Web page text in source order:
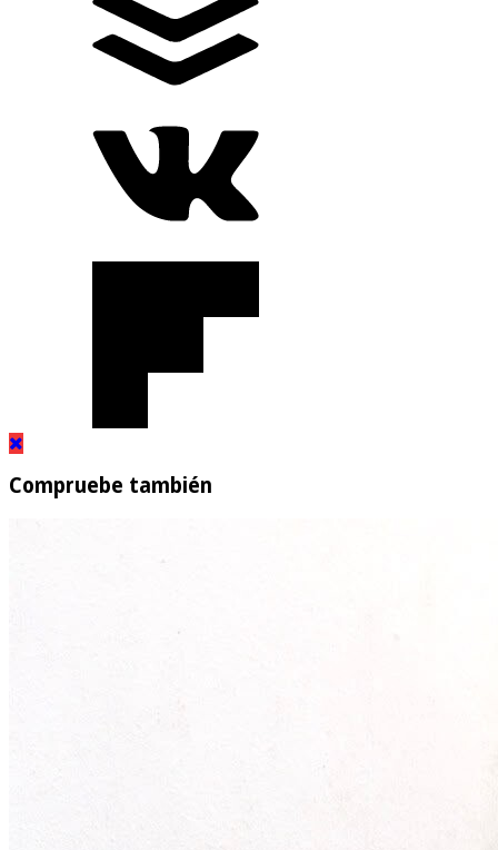
Compruebe también